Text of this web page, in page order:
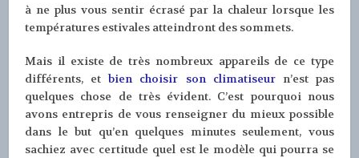
à ne plus vous sentir écrasé par la chaleur lorsque les
températures estivales atteindront des sommets.
Mais il existe de très nombreux appareils de ce type
différents, etbien choisir son climatiseurn’est pas
quelques chose de très évident. C’est pourquoi nous
avons entrepris de vous renseigner du mieux possible
dans le but qu’en quelques minutes seulement, vous
sachiez avec certitude quel est le modèle qui pourra se